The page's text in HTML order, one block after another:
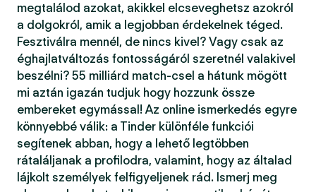
megtalálod azokat, akikkel elcseveghetsz azokról
a dolgokról, amik a legjobban érdekelnek téged.
Fesztiválra mennél, de nincs kivel? Vagy csak az
éghajlatváltozás fontosságáról szeretnél valakivel
beszélni? 55 milliárd match-csel a hátunk mögött
mi aztán igazán tudjuk hogy hozzunk össze
embereket egymással! Az online ismerkedés egyre
könnyebbé válik: a Tinder különféle funkciói
segítenek abban, hogy a lehető legtöbben
rátaláljanak a profilodra, valamint, hogy az általad
lájkolt személyek felfigyeljenek rád. Ismerj meg